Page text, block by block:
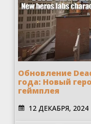
Обновление
года: Новый
геймплея
12 ДЕКАБРЯ, 2024